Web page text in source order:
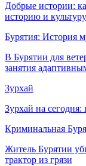
Добрые истории:
историю и
Бурятия: История
В Бурятии для
занятия
Зурхай
Зурхай на
Криминальная
Житель Бурятии
трактор из грязи